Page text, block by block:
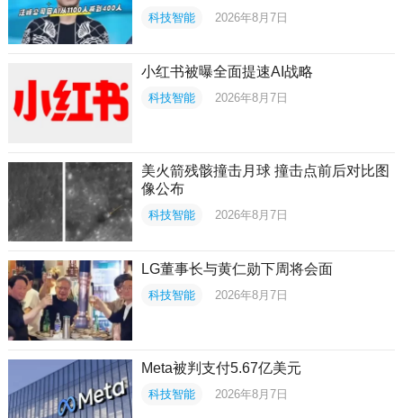
科技智能 2026年8月7日
小红书被曝全面提速AI战略
科技智能 2026年8月7日
美火箭残骸撞击月球 撞击点前后对比图
像公布
科技智能 2026年8月7日
LG董事长与黄仁勋下周将会面
科技智能 2026年8月7日
Meta被判支付5.67亿美元
科技智能 2026年8月7日